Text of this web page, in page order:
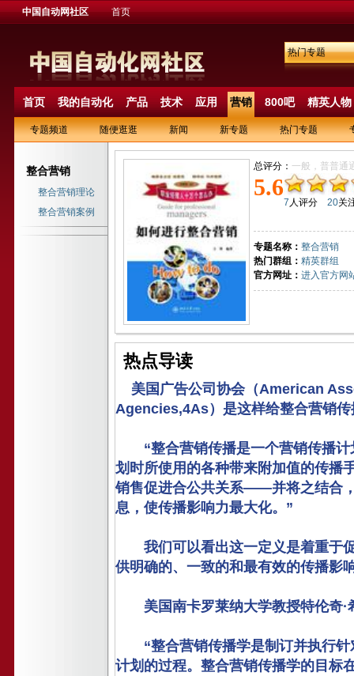
中国自动网社区 首页
热门专题
首页 我的自动化 产品 技术 应用 营销 800吧 精英人物
专题频道 随便逛逛 新闻 新专题 热门专题
整合营销
整合营销理论
整合营销案例
总评分： 一般，普普通
5.6
7 人评分 20关
专题名称： 整合营销
热门群组： 精英群组
官方网址： 进入官方网
热点导读
美国广告公司协会（American
Agencies,4As）是这样给整合营销传
“整合营销传播是一个营销传播计
划时所使用的各种带来附加值的传
销售促进合公共关系——并将之结合
息，使传播影响力最大化。”
我们可以看出这一定义是着重于
供明确的、一致的和最有效的传播影
美国南卡罗莱纳大学教授特伦奇·
“整合营销传播学是制订并执行针
计划的过程。整合营销传播学的目标